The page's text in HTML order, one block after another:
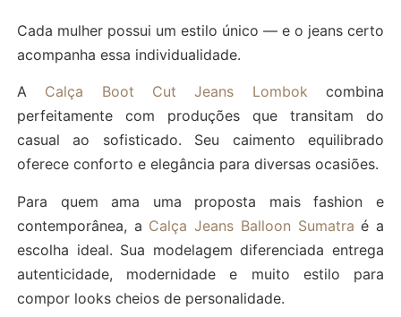
Cada mulher possui um estilo único — e o jeans certo
acompanha essa individualidade.
A Calça Boot Cut Jeans Lombok combina
perfeitamente com produções que transitam do
casual ao sofisticado. Seu caimento equilibrado
oferece conforto e elegância para diversas ocasiões.
Para quem ama uma proposta mais fashion e
contemporânea, a Calça Jeans Balloon Sumatra é a
escolha ideal. Sua modelagem diferenciada entrega
autenticidade, modernidade e muito estilo para
compor looks cheios de personalidade.